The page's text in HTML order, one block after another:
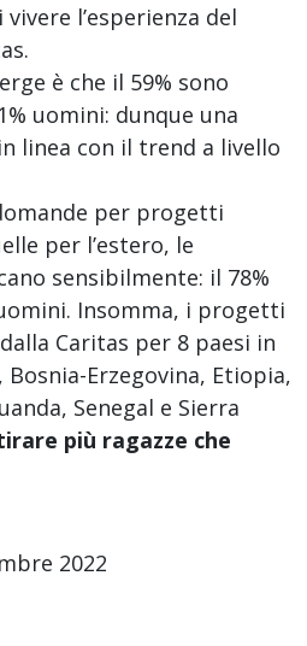
l’esperienza del
è che il 59% sono
uomini: dunque una
linea con il trend a livello
per progetti
per l’estero, le
sensibilmente: il 78%
Insomma, i progetti
Caritas per 8 paesi in
Erzegovina, Etiopia,
Senegal e Sierra
più ragazze che
2022